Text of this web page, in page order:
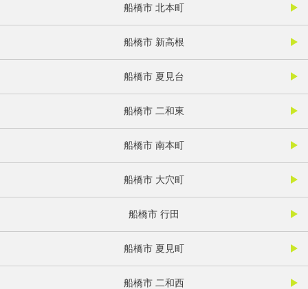
船橋市 北本町
船橋市 新高根
船橋市 夏見台
船橋市 二和東
船橋市 南本町
船橋市 大穴町
船橋市 行田
船橋市 夏見町
船橋市 二和西